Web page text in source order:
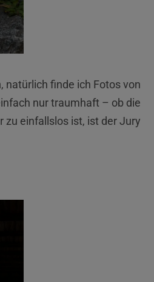
natürlich finde ich Fotos von
nur traumhaft – ob die
zu einfallslos ist, ist der Jury